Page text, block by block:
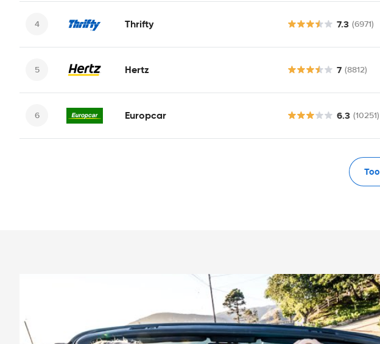
Thrifty 7.3 (6971)
Hertz 7 (8812)
Europcar 6.3 (10251)